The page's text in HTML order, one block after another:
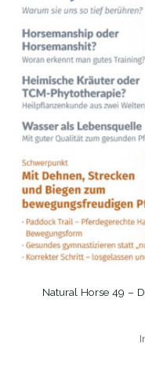
Natural Horse 49 –